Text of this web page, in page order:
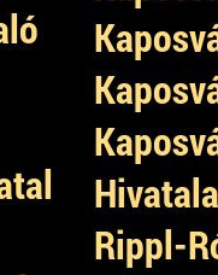
Hivatala
Rippl-